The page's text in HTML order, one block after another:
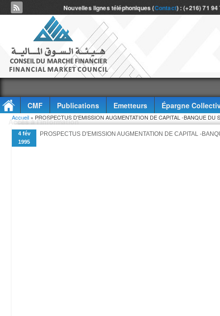
Nouvelles lignes téléphoniques (Contact) : (+216) 71
CMF Publications Emetteurs
Épargne
Accès à l'information
Vous êtes ici
Accueil » PROSPECTUS D'EMISSION AUGMENTATION DE CAPITAL -BANQUE DU
4 fév
1995
PROSPECTUS D'EMISSION AUGMENTATION DE CAPITAL -